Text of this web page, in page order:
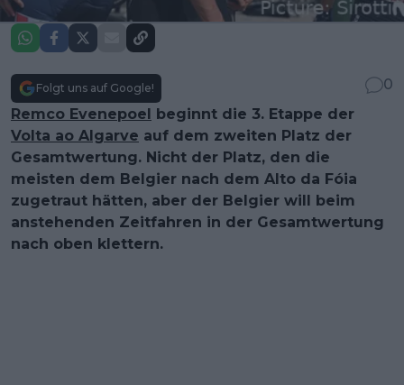
Folgt uns auf Google!
0
Remco Evenepoel beginnt die 3. Etappe der
Volta ao Algarve auf dem zweiten Platz der
Gesamtwertung. Nicht der Platz, den die
meisten dem Belgier nach dem Alto da Fóia
zugetraut hätten, aber der Belgier will beim
anstehenden Zeitfahren in der Gesamtwertung
nach oben klettern.